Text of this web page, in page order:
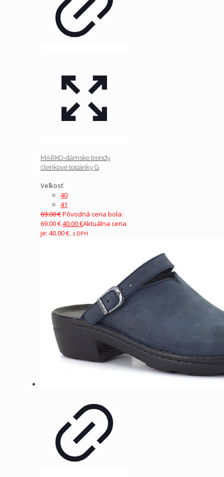
MARKO-dámske trendy
členkové topánky G
Veľkosť
40
41
69.00€Pôvodná cena bola:
69.00 €.40.00€Aktuálna cena
je: 40.00 €. s DPH